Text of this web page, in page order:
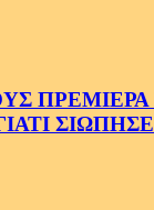
ΣΙΩΠΗΣΕ